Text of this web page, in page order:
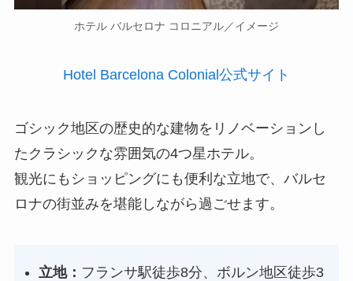
ホテル バルセロナ コロニアル／イメージ
Hotel Barcelona Colonial公式サイト
ゴシック地区の歴史的な建物をリノベーションし
たクラシックな雰囲気の4つ星ホテル。
観光にもショッピングにも便利な立地で、バルセ
ロナの街並みを堪能しながら過ごせます。
立地： フランサ駅徒歩8分、ボルン地区徒歩3